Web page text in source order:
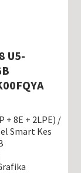
U5-
+ 8E + 2LPE) /
Smart Kes